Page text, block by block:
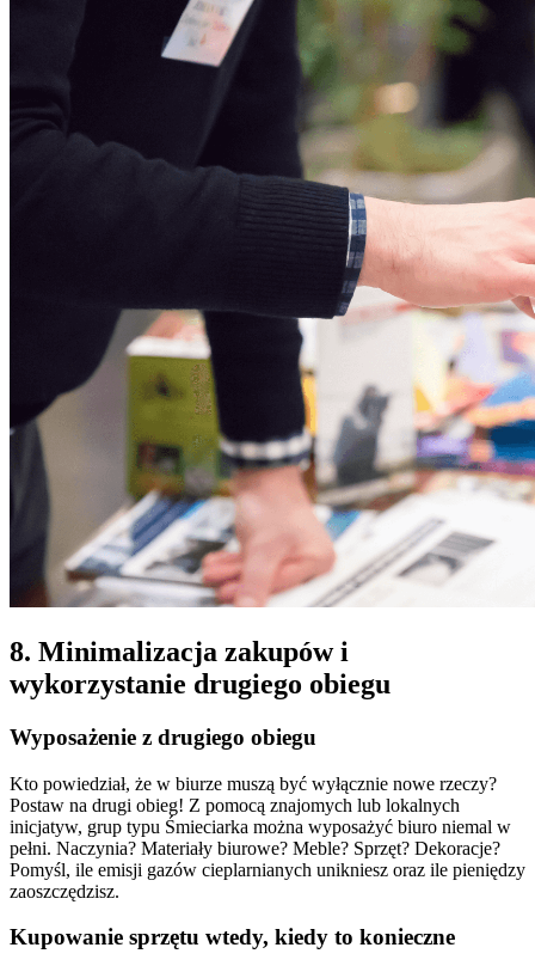
8. Minimalizacja zakupów i
wykorzystanie drugiego obiegu
Wyposażenie z drugiego obiegu
Kto powiedział, że w biurze muszą być wyłącznie nowe rzeczy?
Postaw na drugi obieg! Z pomocą znajomych lub lokalnych
inicjatyw, grup typu Śmieciarka można wyposażyć biuro niemal w
pełni. Naczynia? Materiały biurowe? Meble? Sprzęt? Dekoracje?
Pomyśl, ile emisji gazów cieplarnianych unikniesz oraz ile pieniędzy
zaoszczędzisz.
Kupowanie sprzętu wtedy, kiedy to konieczne